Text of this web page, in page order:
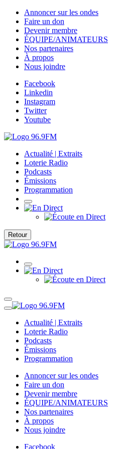
Annoncer sur les ondes
Faire un don
Devenir membre
ÉQUIPE/ANIMATEURS
Nos partenaires
À propos
Nous joindre
Facebook
Linkedin
Instagram
Twitter
Youtube
Actualité | Extraits
Loterie Radio
Podcasts
Émissions
Programmation
Retour
Actualité | Extraits
Loterie Radio
Podcasts
Émissions
Programmation
Annoncer sur les ondes
Faire un don
Devenir membre
ÉQUIPE/ANIMATEURS
Nos partenaires
À propos
Nous joindre
Facebook